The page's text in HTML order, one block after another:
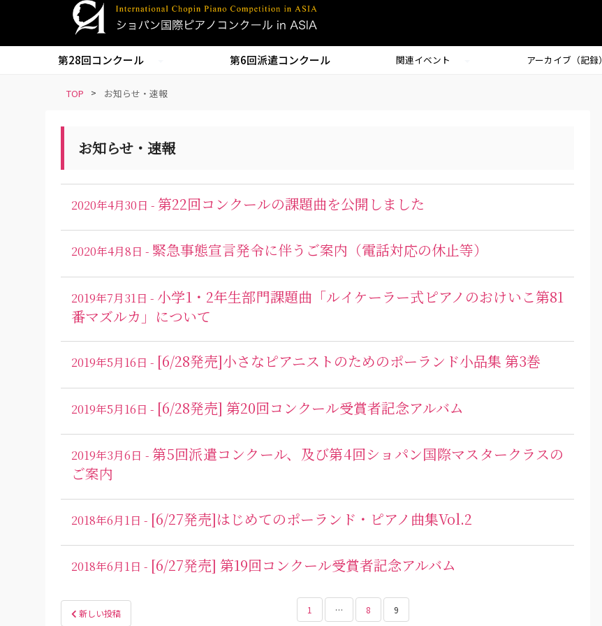
i
第28回コンクール 第6回派遣コンクール 関連イベント アーカイブ（記録）
TOP > お知らせ・速報
お知らせ・速報
2020年4月30日 - 第22回コンクールの課題曲を公開しました
2020年4月8日 - 緊急事態宣言発令に伴うご案内（電話対応の休止等）
2019年7月31日 - 小学1・2年生部門課題曲「ルイケーラー式ピアノのおけいこ第81
番マズルカ」について
2019年5月16日 - [6/28発売]小さなピアニストのためのポーランド小品集 第3巻
2019年5月16日 - [6/28発売] 第20回コンクール受賞者記念アルバム
2019年3月6日 -第5回派遣コンクール、及び第4回ショパン国際マスタークラスの
ご案内
2018年6月1日 - [6/27発売]はじめてのポーランド・ピアノ曲集Vol.2
2018年6月1日 - [6/27発売] 第19回コンクール受賞者記念アルバム
投 新しい投稿 1 … 8 9